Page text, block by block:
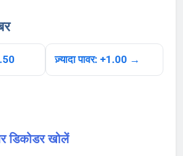
ज़्यादा पावर: +1.00 →
डिकोडर खोलें